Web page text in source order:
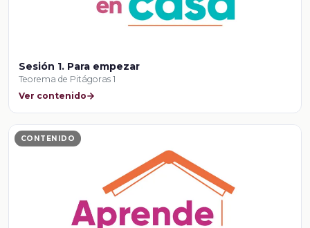
Sesión 1. Para empezar
Teorema de Pitágoras 1
Ver contenido
CONTENIDO